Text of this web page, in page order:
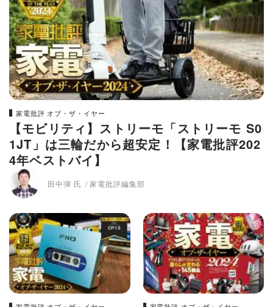
家電批評 オブ・ザ・イヤー
【モビリティ】ストリーモ「ストリーモ S0
1JT」は三輪だから超安定！【家電批評202
4年ベストバイ】
田中弾 氏 家電批評編集部